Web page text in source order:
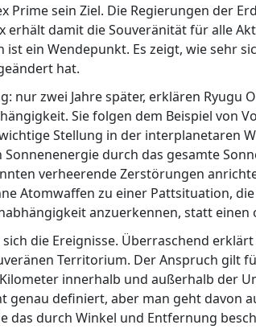
Prime sein Ziel. Die Regierungen der
erhält damit die Souveränität für alle
ist ein Wendepunkt. Es zeigt, wie sehr
hat.
nur zwei Jahre später, erklären Ryugu
Sie folgen dem Beispiel von
Stellung in der interplanetaren
durch das gesamte
verheerende Zerstörungen
Atomwaffen zu einer Pattsituation,
anzuerkennen, statt
die Ereignisse. Überraschend
Territorium. Der Anspruch gilt
innerhalb und außerhalb der
genau definiert, aber man geht davon
das durch Winkel und Entfernung